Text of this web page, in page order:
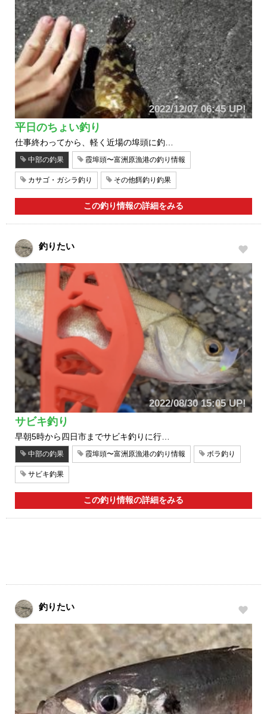
2022/12/07 06:45 UP!
平日のちょい釣り
仕事終わってから、軽く近場の埠頭に釣…
中部の釣果 霞埠頭〜富洲原漁港の釣り情報
カサゴ・ガシラ釣り その他餌釣り釣果
この釣り情報の詳細をみる
釣りたい
2022/08/30 15:05 UP!
サビキ釣り
早朝5時から四日市までサビキ釣りに行…
中部の釣果 霞埠頭〜富洲原漁港の釣り情報 ボラ釣り
サビキ釣果
この釣り情報の詳細をみる
釣りたい